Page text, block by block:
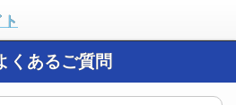
くあるご質問